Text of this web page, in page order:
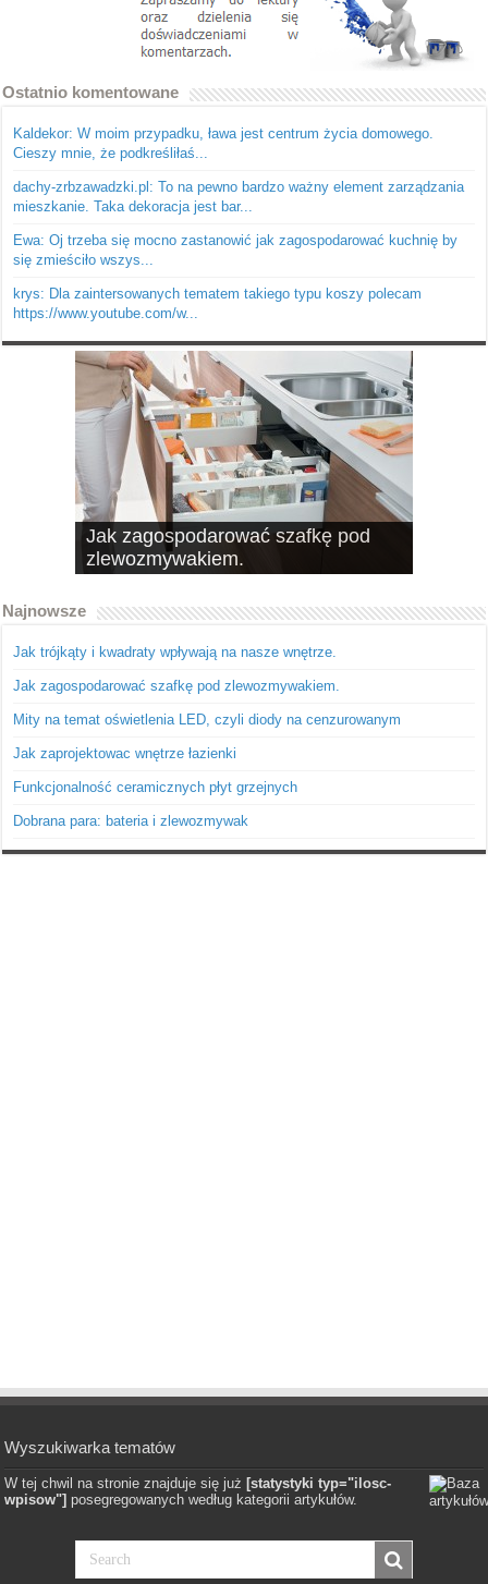
Ostatnio komentowane
Kaldekor: W moim przypadku, ława jest centrum życia domowego.
Cieszy mnie, że podkreśliłaś...
dachy-zrbzawadzki.pl: To na pewno bardzo ważny element zarządzania
mieszkanie. Taka dekoracja jest bar...
Ewa: Oj trzeba się mocno zastanowić jak zagospodarować kuchnię by
się zmieściło wszys...
krys: Dla zaintersowanych tematem takiego typu koszy polecam
https://www.youtube.com/w...
Jak zagospodarować szafkę pod
zlewozmywakiem.
10 pomysłów na schowki, czyli
dobrze wykorzystana przestrzeń
Najnowsze
Jak trójkąty i kwadraty wpływają na nasze wnętrze.
Jak zagospodarować szafkę pod zlewozmywakiem.
Mity na temat oświetlenia LED, czyli diody na cenzurowanym
Jak zaprojektowac wnętrze łazienki
Funkcjonalność ceramicznych płyt grzejnych
Dobrana para: bateria i zlewozmywak
Wyszukiwarka tematów
W tej chwil na stronie znajduje się już [statystyki typ="ilosc-
wpisow"] posegregowanych według kategorii artykułów.